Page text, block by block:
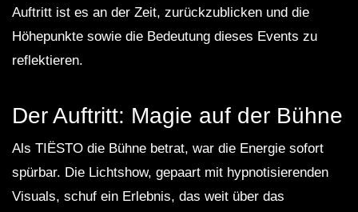
Auftritt ist es an der Zeit, zurückzublicken und die
Höhepunkte sowie die Bedeutung dieses Events zu
reflektieren.
Der Auftritt: Magie auf der Bühne
Als TIËSTO die Bühne betrat, war die Energie sofort
spürbar. Die Lichtshow, gepaart mit hypnotisierenden
Visuals, schuf ein Erlebnis, das weit über das